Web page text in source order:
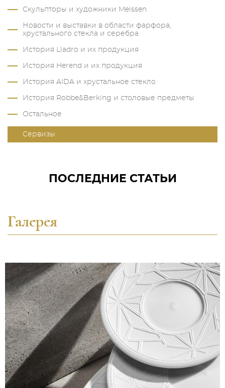
Скульпторы и художники Meissen
Новости и выставки в области фарфора,
хрустального стекла и серебра
История Lladro и их продукция
История Herend и их продукция
История AIDA и хрустальное стекло
История Robbe&Berking и столовые предметы
Остальное
Сервизы
ПОСЛЕДНИЕ СТАТЬИ
Галерея